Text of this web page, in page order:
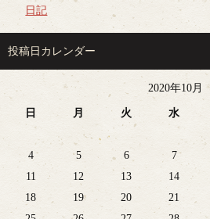
日記
投稿日カレンダー
2020年10月
日 月 火 水
4
5 6 7
11
12 13 14
18
19 20 21